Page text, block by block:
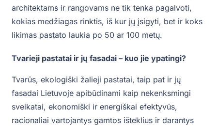
architektams ir rangovams ne tik tenka pagalvoti,
kokias medžiagas rinktis, iš kur jų įsigyti, bet ir koks
likimas pastato laukia po 50 ar 100 metų.
Tvarieji pastatai ir jų fasadai – kuo jie ypatingi?
Tvarūs, ekologiški žalieji pastatai, taip pat ir jų
fasadai Lietuvoje apibūdinami kaip nekenksmingi
sveikatai, ekonomiški ir energiškai efektyvūs,
racionaliai vartojantys gamtos išteklius ir darantys